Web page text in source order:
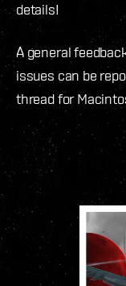
details!
A general
issues can be
thread for